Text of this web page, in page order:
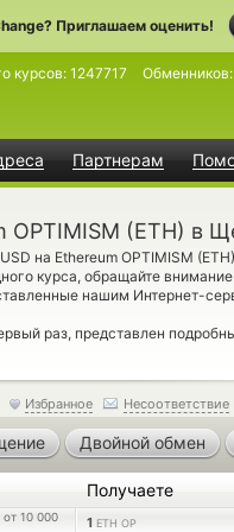
Приглашаем оценить!
Партнерам
курсов: 1247717 Обменников:
OPTIMISM (ETH) в
на Ethereum OPTIMISM
курса, обращайте
нашим Интернет-
раз, представлен
Избранное Несоответствие
Двойной обмен
Получаете
от 10 000 1 ETH OP